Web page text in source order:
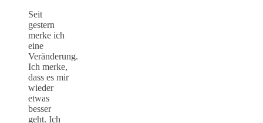
Seit
gestern
merke ich
eine
Veränderung.
Ich merke,
dass es mir
wieder
etwas
besser
geht. Ich